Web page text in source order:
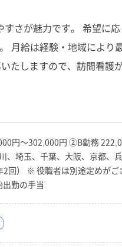
さが魅力です。 希望に
月給は経験・地域により
しますので、訪問看護
円～302,000円 ②B勤務
埼玉、千葉、大阪、京都
回） ※ 役職者は別途定めが
勤の手当